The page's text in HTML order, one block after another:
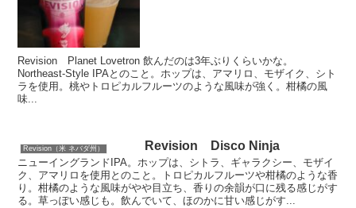
Revision Planet Lovetron 飲んだのは3年ぶりくらいかな。
Northeast-Style IPAとのこと。ホップは、アマリロ、モザイク、シト
ラを使用。桃やトロピカルフルーツのような風味が強く。柑橘の風
味...
Revision（米 ネバダ州） Revision Disco Ninja
ニューイングランドIPA。ホップは、シトラ、ギャラクシー、モザイ
ク、アマリロを使用とのこと。トロピカルフルーツや柑橘のような香
り。柑橘のような風味がやや目立ち、香りの余韻が口に残る感じがす
る。草っぽい感じも。飲んでいて、ほのかに甘い感じがす...